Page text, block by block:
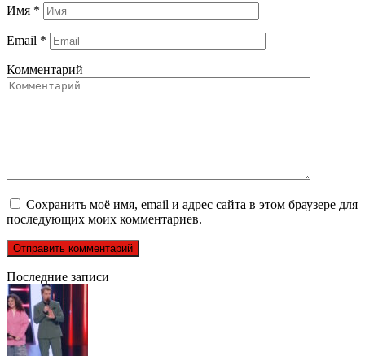
Имя *
Email *
Комментарий
Сохранить моё имя, email и адрес сайта в этом браузере для
последующих моих комментариев.
Последние записи